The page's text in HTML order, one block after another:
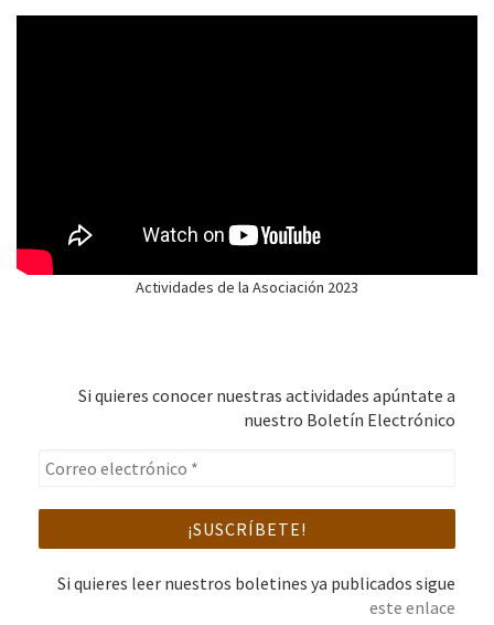
Actividades de la Asociación 2023
Si quieres conocer nuestras actividades apúntate a
nuestro Boletín Electrónico
Si quieres leer nuestros boletines ya publicados sigue
este enlace